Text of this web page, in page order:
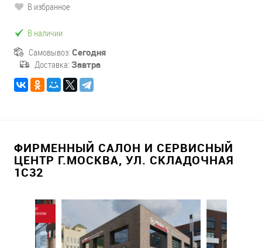
В избранное
В наличии
Самовывоз: Сегодня
Доставка: Завтра
ФИРМЕННЫЙ САЛОН И СЕРВИСНЫЙ
ЦЕНТР Г.МОСКВА, УЛ. СКЛАДОЧНАЯ
1С32